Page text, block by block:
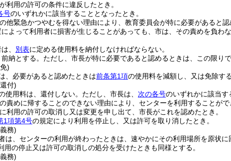
利用の許可の条件に違反したとき。
号のいずれかに該当することとなったとき。
他緊急かつやむを得ない理由により、教育委員会が特に必要があると認
よって利用者に損害が生じることがあっても、市は、その責めを負わな
、 別表に定める使用料を納付しなければならない。
納とする。 ただし、市長が特に必要であると認めるときは、この限りで
)
、必要があると認めたときは前条第1項の使用料を減額し、又は免除す
付)
使用料は、還付しない。 ただし、市長は、 次の各号のいずれかに該当す
責めに帰することのできない理由により、センターを利用することがで
利用の許可の取消し又は変更を申し出て、市長がこれを認めたとき。
1項第4号の規定により利用を停止し、又は許可を取り消したとき。
務)
は、センターの利用が終わったときは、速やかにその利用場所を原状
用の停止又は許可の取消しの処分を受けたときも同様とする。
務)